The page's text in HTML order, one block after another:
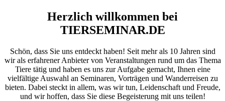
Herzlich willkommen bei
TIERSEMINAR.DE
Schön, dass Sie uns entdeckt haben! Seit mehr als 10 Jahren sind
wir als erfahrener Anbieter von Veranstaltungen rund um das Thema
Tiere tätig und haben es uns zur Aufgabe gemacht, Ihnen eine
vielfältige Auswahl an Seminaren, Vorträgen und Wanderreisen zu
bieten. Dabei steckt in allem, was wir tun, Leidenschaft und Freude,
und wir hoffen, dass Sie diese Begeisterung mit uns teilen!